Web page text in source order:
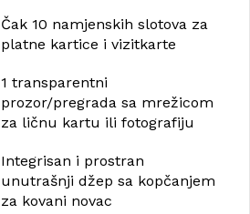
Čak 10 namjenskih slotova za
platne kartice i vizitkarte
1 transparentni
prozor/pregrada sa mrežicom
za ličnu kartu ili fotografiju
Integrisan i prostran
unutrašnji džep sa kopčanjem
za kovani novac